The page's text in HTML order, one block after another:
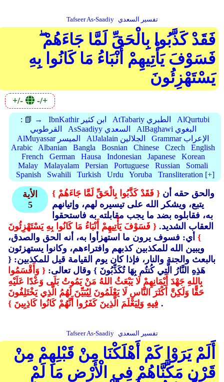
Tafseer As-Saadiy تفسير السعدي
فَقَدْ كَذَّبُوا بِالْحَقِّ لَمَّا جَاءَهُمْ ۖ
فَسَوْفَ يَأْتِيهِمْ أَنْبَاءُ مَا كَانُوا بِهِ
يَسْتَهْزِئُونَ
+/- -/+
: 📗 → IbnKathir ابن كثير AtTabariy الطبري
AlQurtubi
القرطوبي
AsSaadiyy السعدي
AlBaghawi البغوي
AlMuyassar الميسر
AlJalalain الجلالين
Grammar الإعراب
Arabic
Albanian Bangla Bosnian Chinese Czech
English
French
German Hausa Indonesian Japanese
Korean
Malay
Malayalam Persian Portuguese Russian
Somali
Spanish
Swahili Turkish Urdu Yoruba Transliteration [+]
الأية
5
{ فَقَدْ كَذَّبُوا بِالْحَقِّ لَمَّا جَاءَهُمْ }
يتبع، ويشكر الله على تيسيره لهم، وإتيانهم
به، فقابلوه بضد ما يجب مقابلته به فاستحقوا
العقاب الشديد. { فَسَوْفَ يَأْتِيهِمْ أَنْبَاءُ مَا كَانُوا بِهِ يَسْتَهْزِئُونَ
} أي: فسوف يرون ما استهزأوا به، أنه الحق والصدق،
ويبين الله للمكذبين كذبهم وافتراءهم، وكانوا يستهزئون
بالبعث والجنة والنار، فإذا كان يوم القيامة قيل للمكذبين: {
هَذِهِ النَّارُ الَّتِي كُنتُم بِهَا تُكَذِّبُونَ } وقال تعالى: { وَأَقْسَمُوا
بِاللهِ جَهْدَ أَيْمَانِهِمْ لَا يَبْعَثُ اللهُ مَنْ يَمُوتُ بَلَى وَعْدًا عَلَيْهِ
حَقًّا وَلَكِنَّ أَكْثَرَ النَّاسِ لَا يَعْلَمُونَ لِيُبَيِّنَ لَهُمُ الَّذِي يَخْتَلِفُونَ
فِيهِ وَلِيَعْلَمَ الَّذِينَ كَفَرُوا أَنَّهُمْ كَانُوا كَاذِبِينَ } .
Tafseer As-Saadiy تفسير السعدي
أَلَمْ يَرَوْا كَمْ أَهْلَكْنَا مِنْ قَبْلِهِمْ مِنْ
قَرْنٍ مَكَّنَّاهُمْ فِي الْأَرْضِ مَا لَمْ